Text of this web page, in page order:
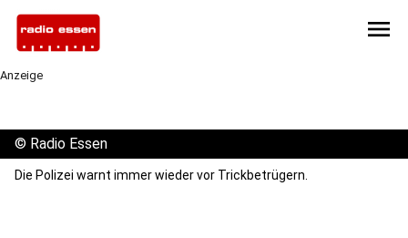
menu
Anzeige
© Radio Essen
Die Polizei warnt immer wieder vor Trickbetrügern.